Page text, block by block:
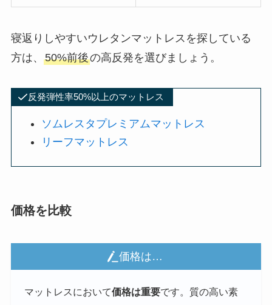
寝返りしやすいウレタンマットレスを探している
方は、 50%前後の高反発を選びましょう。
反発弾性率50%以上のマットレス
ソムレスタプレミアムマットレス
リーフマットレス
価格を比較
価格は…
マットレスにおいて価格は重要です。質の高い素